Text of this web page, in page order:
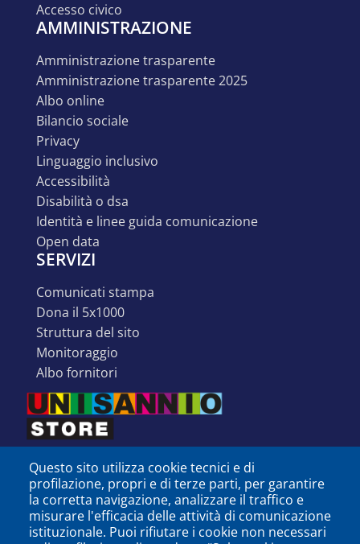
accesso civico
AMMINISTRAZIONE
amministrazione trasparente
amministrazione trasparente 2025
albo online
bilancio sociale
privacy
linguaggio inclusivo
accessibilità
disabilità o dsa
identità e linee guida comunicazione
open data
SERVIZI
comunicati stampa
dona il 5x1000
struttura del sito
monitoraggio
albo fornitori
Questo sito utilizza cookie tecnici e di
profilazione, propri e di terze parti, per garantire
la corretta navigazione, analizzare il traffico e
misurare l'efficacia delle attività di comunicazione
istituzionale. Puoi rifiutare i cookie non necessari